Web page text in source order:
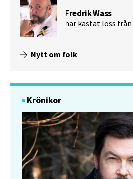
Fredrik Wass
har kastat loss från
Nytt om folk
Krönikor